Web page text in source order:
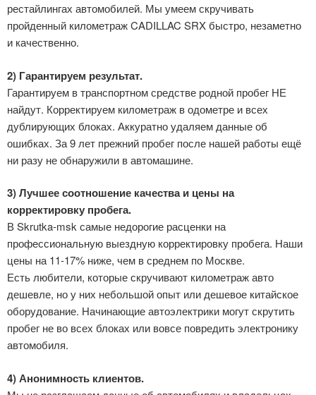
рестайлингах автомобилей. Мы умеем скручивать
пройденный километраж CADILLAC SRX быстро, незаметно
и качественно.
2) Гарантируем результат.
Гарантируем в транспортном средстве родной пробег НЕ
найдут. Корректируем километраж в одометре и всех
дублирующих блоках. Аккуратно удаляем данные об
ошибках. За 9 лет прежний пробег после нашей работы ещё
ни разу не обнаружили в автомашине.
3) Лучшее соотношение качества и цены на
корректировку пробега.
В Skrutka-msk самые недорогие расценки на
профессиональную выездную корректировку пробега. Наши
цены на 11-17% ниже, чем в среднем по Москве.
Есть любители, которые скручивают километраж авто
дешевле, но у них небольшой опыт или дешевое китайское
оборудование. Начинающие автоэлектрики могут скрутить
пробег не во всех блоках или вовсе повредить электронику
автомобиля.
4) Анонимность клиентов.